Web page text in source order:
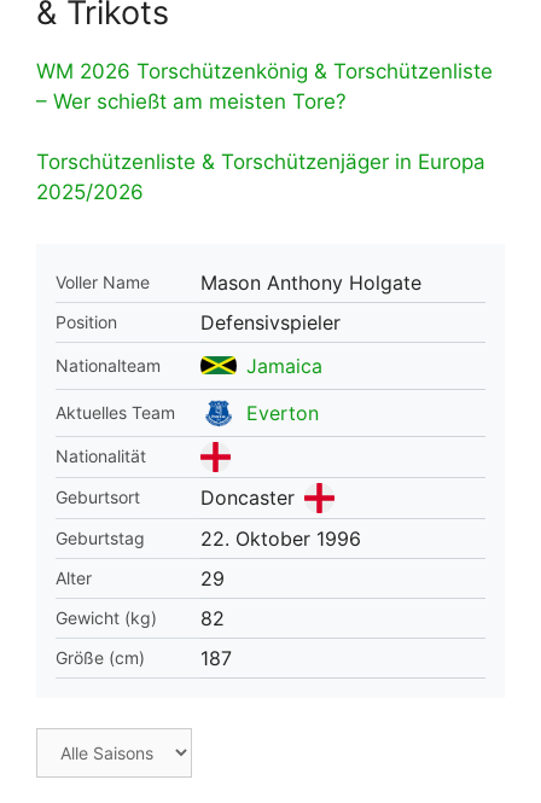
& Trikots
WM 2026 Torschützenkönig & Torschützenliste
– Wer schießt am meisten Tore?
Torschützenliste & Torschützenjäger in Europa
2025/2026
Voller Name Mason Anthony Holgate
Position Defensivspieler
Nationalteam Jamaica
Aktuelles Team Everton
Nationalität
Geburtsort
Doncaster
Geburtstag 22. Oktober 1996
Alter 29
Gewicht (kg) 82
Größe (cm) 187